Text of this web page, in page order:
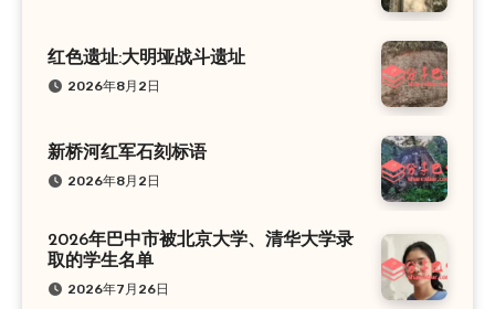
红色遗址:大明垭战斗遗址
2026年8月2日
新桥河红军石刻标语
2026年8月2日
2026年巴中市被北京大学、清华大学录
取的学生名单
2026年7月26日